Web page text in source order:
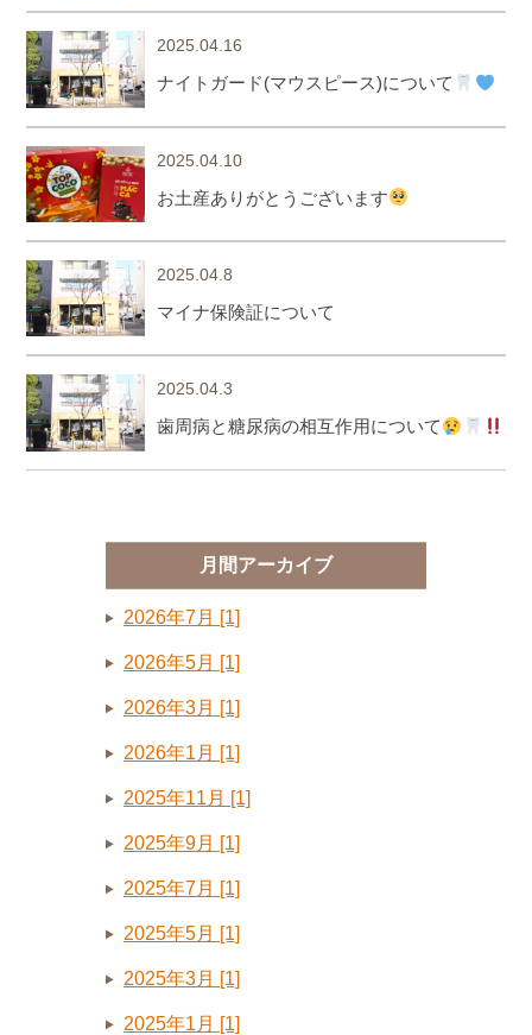
2025.04.16
ナイトガード(マウスピース)について
2025.04.10
お土産ありがとうございます
2025.04.8
マイナ保険証について
2025.04.3
歯周病と糖尿病の相互作用について
月間アーカイブ
2026年7月 [1]
2026年5月 [1]
2026年3月 [1]
2026年1月 [1]
2025年11月 [1]
2025年9月 [1]
2025年7月 [1]
2025年5月 [1]
2025年3月 [1]
2025年1月 [1]